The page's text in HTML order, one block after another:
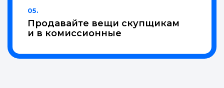
05.
Продавайте вещи скупщикам
и в комиссионные